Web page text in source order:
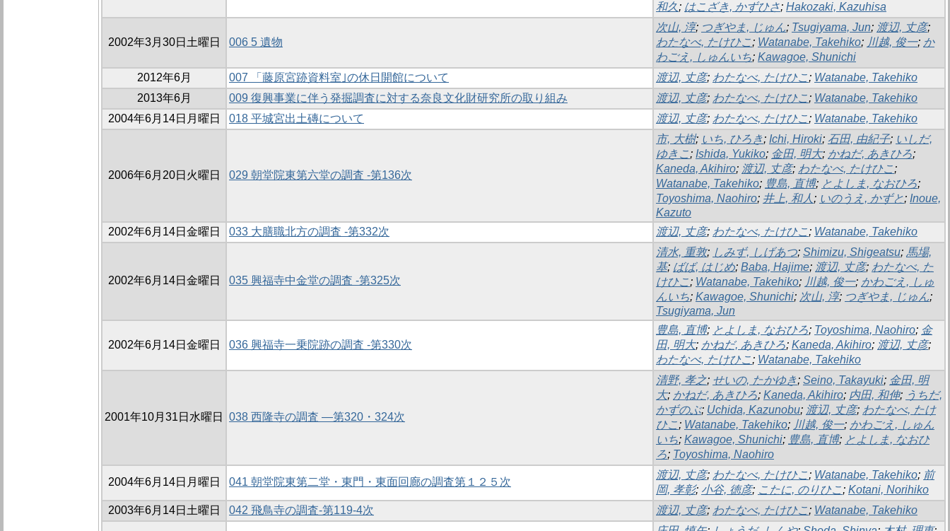
和久; はこざき, かずひさ; Hakozaki, Kazuhisa
2002年3月30日土曜日 006 5 遺物
次山, 淳; つぎやま, じゅん; Tsugiyama, Jun; 渡辺, 丈彦;
わたなべ, たけひこ; Watanabe, Takehiko; 川越, 俊一; か
わごえ, しゅんいち; Kawagoe, Shunichi
2012年6月
007 「藤原宮跡資料室｣の休日開館について 渡辺, 丈彦; わたなべ, たけひこ; Watanabe, Takehiko
2013年6月
009 復興事業に伴う発掘調査に対する奈良文化財研究所の取り組み 渡辺, 丈彦; わたなべ, たけひこ; Watanabe, Takehiko
2004年6月14日月曜日
018 平城宮出土磚について 渡辺, 丈彦; わたなべ, たけひこ; Watanabe, Takehiko
2006年6月20日火曜日 029 朝堂院東第六堂の調査 -第136次
市, 大樹; いち, ひろき; Ichi, Hiroki; 石田, 由紀子; いしだ,
ゆきこ; Ishida, Yukiko; 金田, 明大; かねだ, あきひろ;
Kaneda, Akihiro; 渡辺, 丈彦; わたなべ, たけひこ;
Watanabe, Takehiko; 豊島, 直博; とよしま, なおひろ;
Toyoshima, Naohiro; 井上, 和人 ; いのうえ, かずと; Inoue,
Kazuto
2002年6月14日金曜日
033 大膳職北方の調査 -第332次 渡辺, 丈彦; わたなべ, たけひこ; Watanabe, Takehiko
2002年6月14日金曜日 035 興福寺中金堂の調査 -第325次
清水, 重敦; しみず, しげあつ; Shimizu, Shigeatsu; 馬場,
基; ばば, はじめ; Baba, Hajime; 渡辺, 丈彦; わたなべ, た
けひこ; Watanabe, Takehiko; 川越, 俊一; かわごえ, しゅ
んいち; Kawagoe, Shunichi; 次山, 淳; つぎやま, じゅん;
Tsugiyama, Jun
2002年6月14日金曜日 036 興福寺一乗院跡の調査 -第330次
豊島, 直博; とよしま, なおひろ; Toyoshima, Naohiro; 金
田, 明大; かねだ, あきひろ; Kaneda, Akihiro; 渡辺, 丈彦;
わたなべ, たけひこ; Watanabe, Takehiko
2001年10月31日水曜日 038 西隆寺の調査 ―第320・324次
清野, 孝之; せいの, たかゆき; Seino, Takayuki; 金田, 明
大; かねだ, あきひろ; Kaneda, Akihiro; 内田, 和伸; うちだ,
かずのぶ; Uchida, Kazunobu; 渡辺, 丈彦; わたなべ, たけ
ひこ; Watanabe, Takehiko; 川越, 俊一; かわごえ, しゅん
いち; Kawagoe, Shunichi; 豊島, 直博; とよしま, なおひ
ろ; Toyoshima, Naohiro
2004年6月14日月曜日 041 朝堂院東第二堂・東門・東面回廊の調査第１２５次
渡辺, 丈彦; わたなべ, たけひこ; Watanabe, Takehiko; 前
岡, 孝彰; 小谷, 徳彦; こたに, のりひこ; Kotani, Norihiko
2003年6月14日土曜日
042 飛鳥寺の調査-第119-4次 渡辺, 丈彦; わたなべ, たけひこ; Watanabe, Takehiko